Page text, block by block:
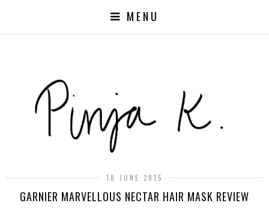
MENU
18 JUNE 2015
GARNIER MARVELLOUS NECTAR HAIR MASK REVIEW